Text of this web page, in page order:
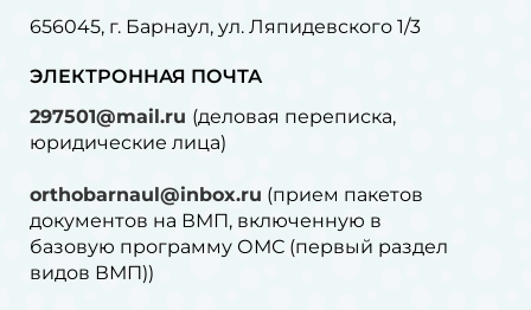
656045, г. Барнаул, ул. Ляпидевского 1/3
ЭЛЕКТРОННАЯ ПОЧТА
297501@mail.ru (деловая переписка,
юридические лица)
orthobarnaul@inbox.ru (прием пакетов
документов на ВМП, включенную в
базовую программу ОМС (первый раздел
видов ВМП))